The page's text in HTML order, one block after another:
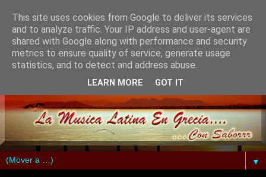
▼
This site uses cookies from Google to deliver its services
and to analyze traffic. Your IP address and user-agent are
shared with Google along with performance and security
metrics to ensure quality of service, generate usage
statistics, and to detect and address abuse.
LEARN MORE GOT IT